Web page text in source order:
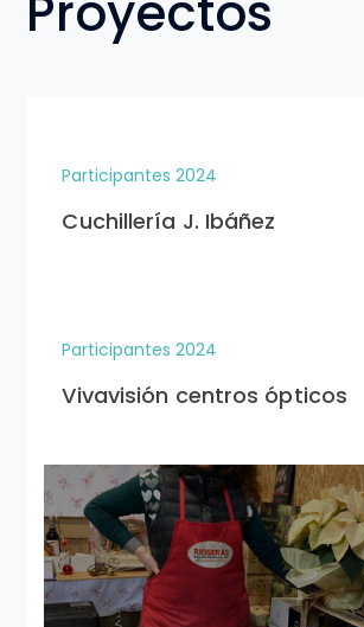
Proyectos
Participantes 2024
Cuchillería J. Ibáñez
Participantes 2024
Vivavisión centros ópticos